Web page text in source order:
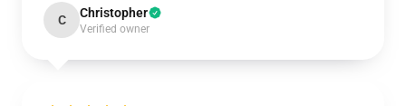
C Christopher
Verified owner